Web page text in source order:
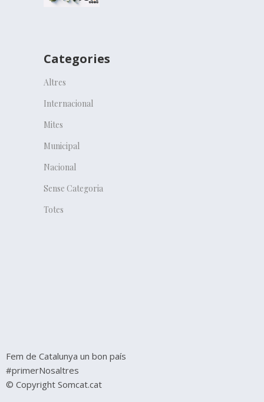
Categories
Altres
Internacional
Mites
Municipal
Nacional
Sense Categoria
Totes
Fem de Catalunya un bon país
#primerNosaltres
© Copyright Somcat.cat